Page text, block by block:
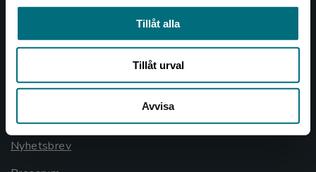
Tillåt alla
Tillåt urval
Avvisa
Om oss
Cookies
GDPR och personuppgifter
Lediga tjänster
Nyhetsbrev